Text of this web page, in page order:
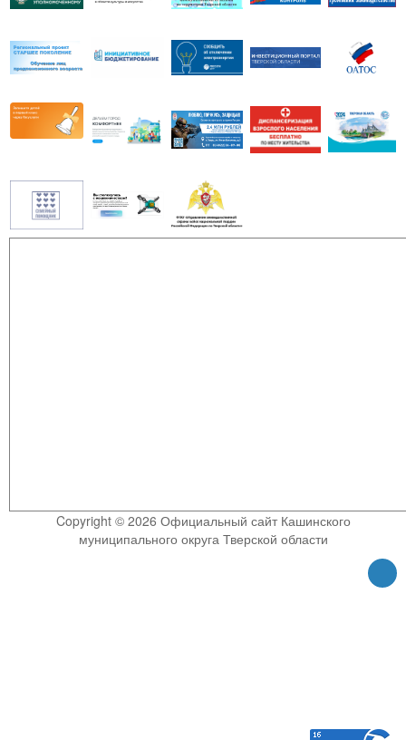
Copyright © 2026 Официальный сайт Кашинского
муниципального округа Тверской области